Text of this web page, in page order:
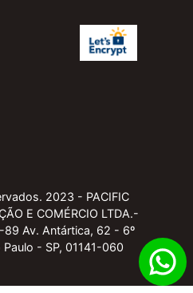
2023 - PACIFIC
E COMÉRCIO LTDA.-
Av. Antártica, 62 - 6º
- SP, 01141-060